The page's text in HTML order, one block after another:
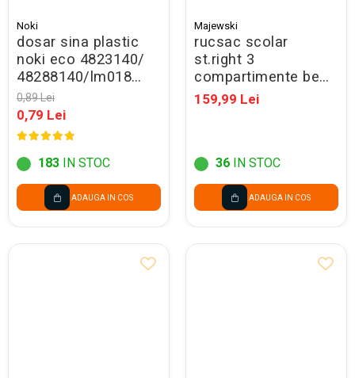
Noki
dosar sina plastic
noki eco 4823140/
48288140/lm018
bleumarin - promo
0,89 Lei
0,79 Lei
183 IN STOC
ADAUGA IN COS
Majewski
rucsac scolar
st.right 3
compartimente be
capy bp-26 697265
159,99 Lei
36 IN STOC
ADAUGA IN COS